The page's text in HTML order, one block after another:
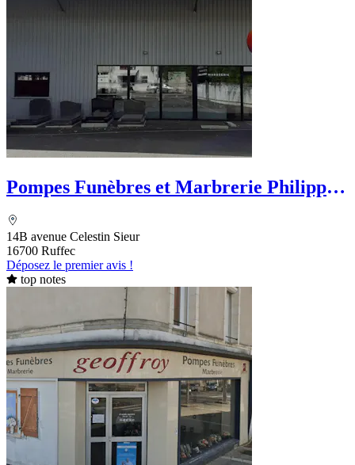
Pompes Funèbres et Marbrerie Philippe
14B avenue Celestin Sieur
16700 Ruffec
Déposez le premier avis !
top notes